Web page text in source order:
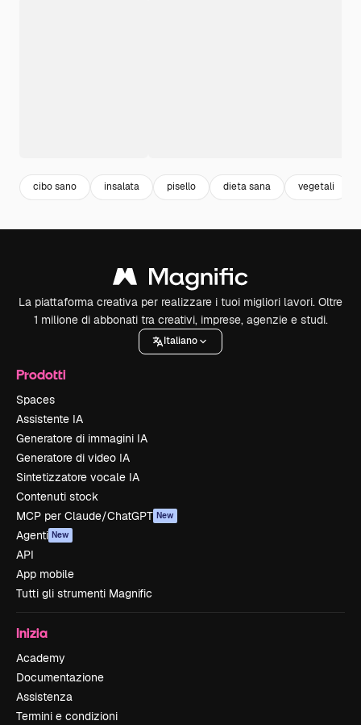
cibo sano insalata pisello dieta sana vegetali
La piattaforma creativa per realizzare i tuoi migliori lavori. Oltre
1 milione di abbonati tra creativi, imprese, agenzie e studi.
Italiano
Prodotti
Spaces
Assistente IA
Generatore di immagini IA
Generatore di video IA
Sintetizzatore vocale IA
Contenuti stock
MCP per Claude/ChatGPT New
Agenti New
API
App mobile
Tutti gli strumenti Magnific
Inizia
Academy
Documentazione
Assistenza
Termini e condizioni